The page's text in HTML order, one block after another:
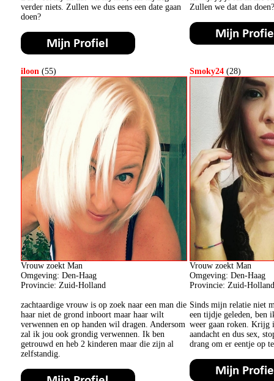
verder niets. Zullen we dus eens een date gaan
doen?
Zullen we dat dan doen?
iloon (55)
Vrouw zoekt Man
Omgeving: Den-Haag
Provincie: Zuid-Holland
zachtaardige vrouw is op zoek naar een man die
haar niet de grond inboort maar haar wilt
verwennen en op handen wil dragen. Andersom
zal ik jou ook grondig verwennen. Ik ben
getrouwd en heb 2 kinderen maar die zijn al
zelfstandig.
Smoky24 (28)
Vrouw zoekt Man
Omgeving: Den-Haag
Provincie: Zuid-Holland
Sinds mijn relatie niet
een tijdje geleden, ben
weer gaan roken. Krijg
aandacht en dus sex,
drang om er eentje op